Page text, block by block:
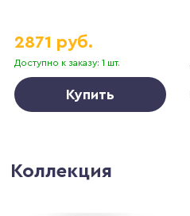
Доступно к заказу: 1 шт.
2871 руб.
Купить
Коллекция